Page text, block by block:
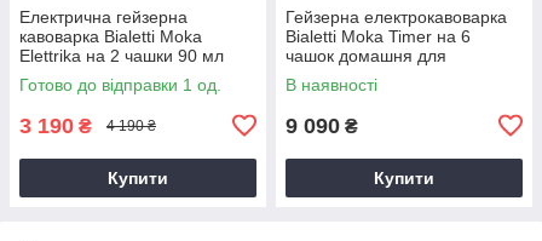
Електрична гейзерна
кавоварка Bialetti Moka
Elettrika на 2 чашки 90 мл
алюміній мока домашня
Готово до відправки 1 од.
3 190 ₴ 4 190 ₴
Купити
Гейзерна електрокавоварка
Bialetti Moka Timer на 6
чашок домашня для
приготування кави 270 мл
В наявності
9 090 ₴
Купити